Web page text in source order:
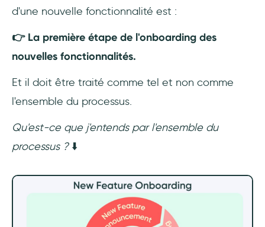
d'une nouvelle fonctionnalité est :
👉 La première étape de l'onboarding des
nouvelles fonctionnalités.
Et il doit être traité comme tel et non comme
l'ensemble du processus.
Qu'est-ce que j'entends par l'ensemble du
processus ?⬇️